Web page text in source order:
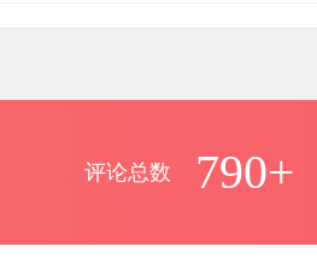
评论总数 790+